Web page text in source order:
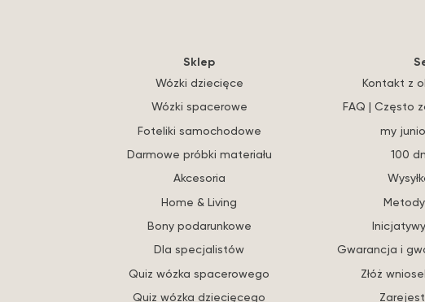
Sklep
Wózki dziecięce
Wózki spacerowe
Foteliki samochodowe
Darmowe próbki materiału
Akcesoria
Home & Living
Bony podarunkowe
Dla specjalistów
Quiz wózka spacerowego
Quiz wózka dziecięcego
Kontakt z
FAQ | Często
my
100
Gwarancja i
Złóż